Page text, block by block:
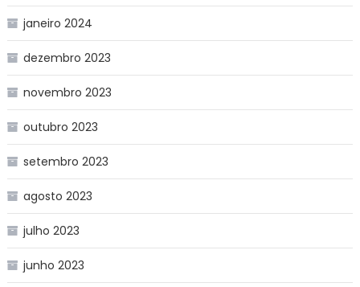
janeiro 2024
dezembro 2023
novembro 2023
outubro 2023
setembro 2023
agosto 2023
julho 2023
junho 2023